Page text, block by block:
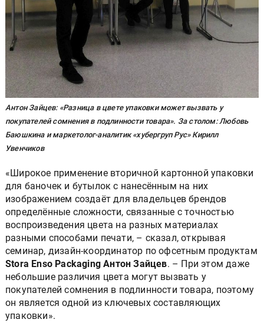
Антон Зайцев: «Разница в цвете упаковки может вызвать у
покупателей сомнения в подлинности товара». За столом: Любовь
Баюшкина и маркетолог-аналитик «хубергруп Рус» Кирилл
Увенчиков
«Широкое применение вторичной картонной упаковки
для баночек и бутылок с нанесённым на них
изображением создаёт для владельцев брендов
определённые сложности, связанные с точностью
воспроизведения цвета на разных материалах
разными способами печати, – сказал, открывая
семинар, дизайн-координатор по офсетным продуктам
Stora Enso Packaging Антон Зайцев. – При этом даже
небольшие различия цвета могут вызвать у
покупателей сомнения в подлинности товара, поэтому
он является одной из ключевых составляющих
упаковки».